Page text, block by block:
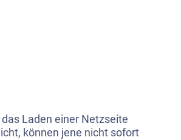
Laden einer Netzseite
können jene nicht sofort